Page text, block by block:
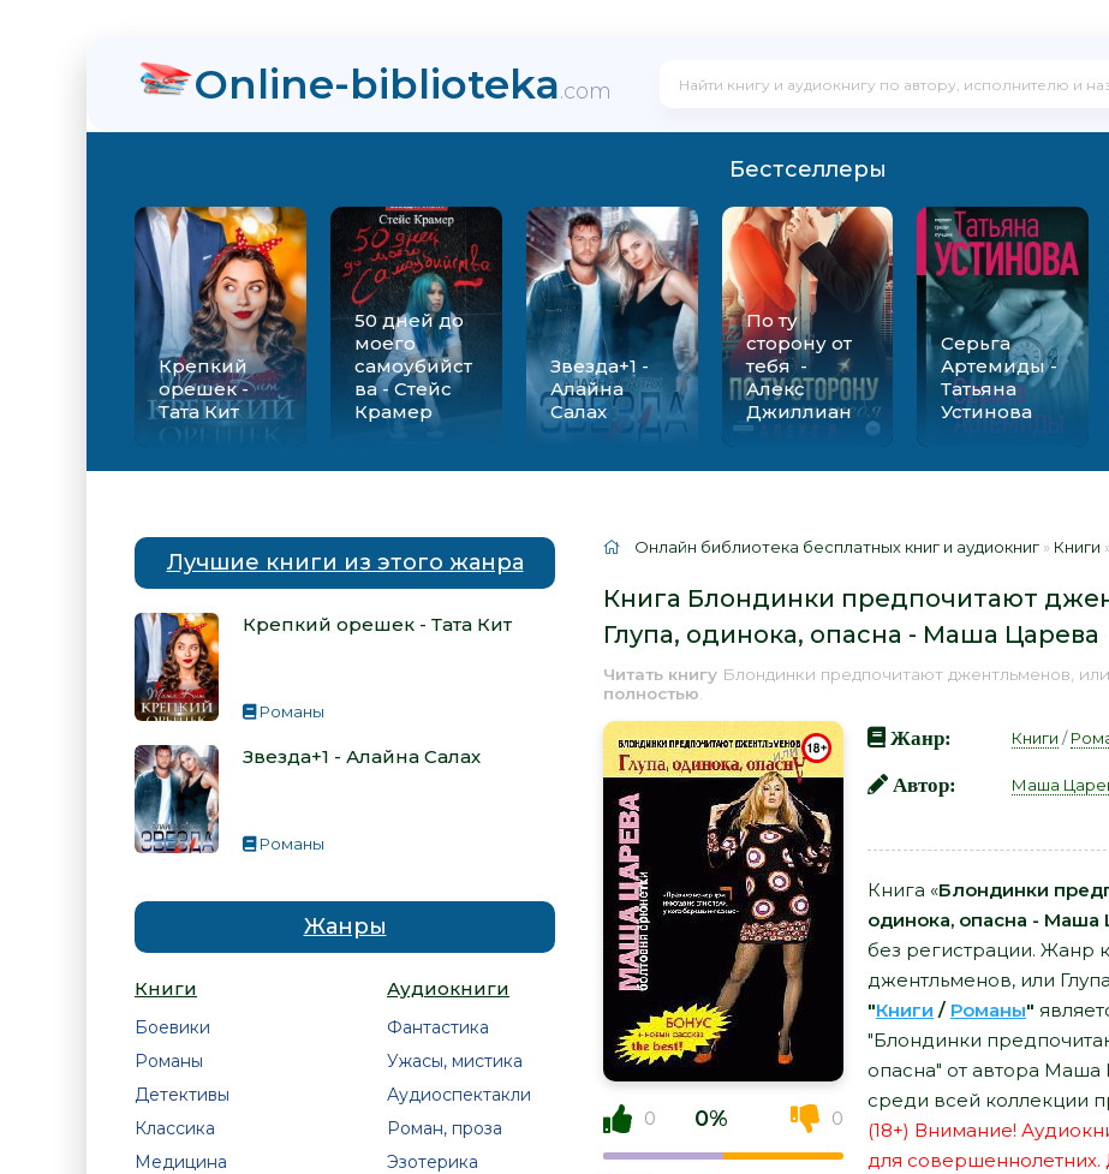
Online-biblioteka.com
Бестселлеры
Крепкий
орешек -
Тата Кит
50 дней до
моего
самоубийст
ва - Стейс
Крамер
Звезда+1 -
Алайна
Салах
По ту
сторону от
тебя -
Алекс
Джиллиан
Серьга
Артемиды -
Татьяна
Устинова
Лучшие книги из этого жанра
Крепкий орешек - Тата Кит
Романы
Звезда+1 - Алайна Салах
Романы
Жанры
Книги
Боевики
Романы
Детективы
Классика
Медицина
Аудиокниги
Фантастика
Ужасы, мистика
Аудиоспектакли
Роман, проза
Эзотерика
Онлайн библиотека бесплатных книг и аудиокниг » Книги
Книга Блондинки предпочитают
Глупа, одинока, опасна - Маша Царева
Читать книгу Блондинки предпочитают джентльменов,
полностью
0 0% 0
Жанр: Книги /
Автор: Маша
Книга «Блондинки
одинока, опасна - Маша
без регистрации. Жанр
джентльменов, или
"Книги / Романы"
"Блондинки
опасна" от автора Маша
среди всей коллекции
(18+) Внимание!
для